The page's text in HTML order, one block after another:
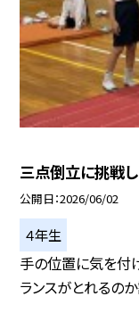
三点倒立に挑戦
公開日 2026/06/02
４年生
手の位置に気を付
ランスがとれるの